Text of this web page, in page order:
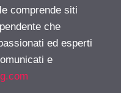
comprende siti
che
ed esperti
e